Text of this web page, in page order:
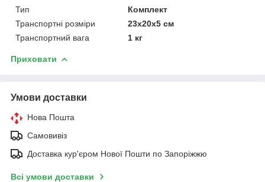
Тип
Комплект
Транспортні розміри
23x20x5 см
Транспортний вага
1 кг
Приховати
Умови доставки
Нова Пошта
Самовивіз
Доставка кур'єром Нової Пошти по Запоріжжю
Всі умови доставки